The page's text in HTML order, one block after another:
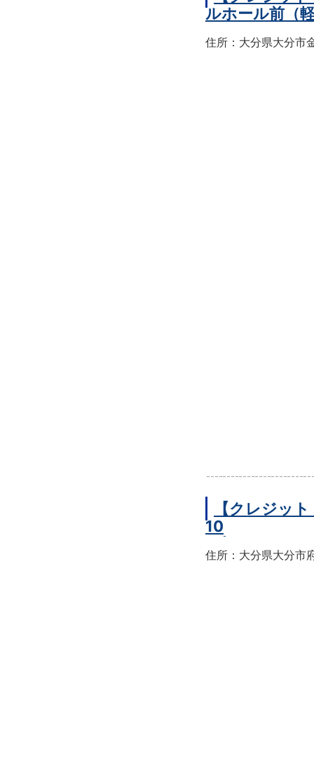
ルホール前（
住所：大分県大分市
【クレジッ
10
住所：大分県大分市